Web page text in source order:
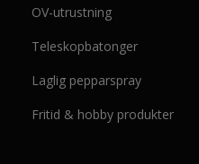
OV-utrustning
Teleskopbatonger
Laglig pepparspray
Fritid & hobby produkter